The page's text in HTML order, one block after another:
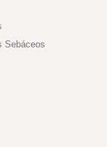
Sebáceos